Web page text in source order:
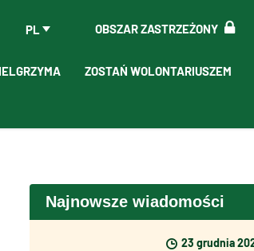
OBSZAR ZASTRZEŻONY
PL
ZOSTAŃ WOLONTARIUSZEM
Najnowsze wiadomości
23 grudnia